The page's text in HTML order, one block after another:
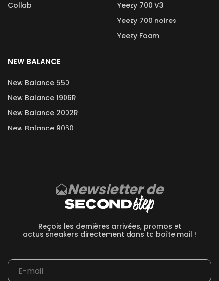
Collab
Yeezy 700 V3
Yeezy 700 noires
Yeezy Foam
NEW BALANCE
New Balance 550
New Balance 1906R
New Balance 2002R
New Balance 9060
Newsletter de
Reçois les dernières arrivées, promos et
actus sneakers directement dans ta boîte mail !